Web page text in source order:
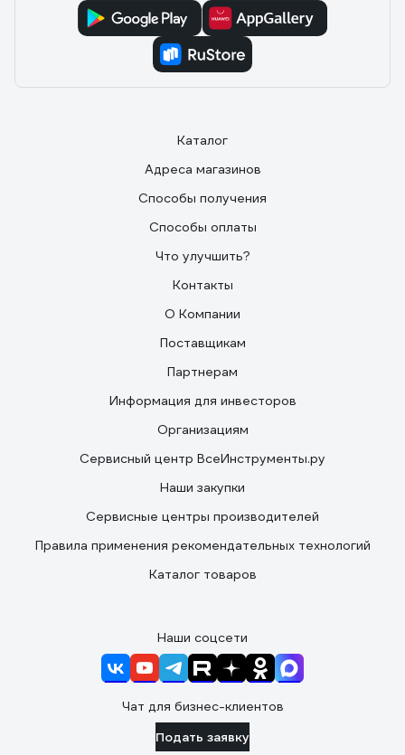
Каталог
Адреса магазинов
Способы получения
Способы оплаты
Что улучшить?
Контакты
О Компании
Поставщикам
Партнерам
Информация для инвесторов
Организациям
Сервисный центр ВсеИнструменты.ру
Наши закупки
Сервисные центры производителей
Правила применения рекомендательных технологий
Каталог товаров
Наши соцсети
Чат для бизнес-клиентов
Подать заявку